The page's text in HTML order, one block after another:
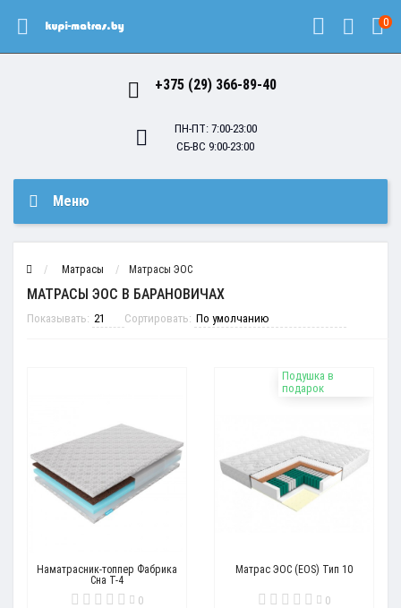
0
+375 (29) 366-89-40
ПН-ПТ: 7:00-23:00
СБ-ВС 9:00-23:00
Меню
Матрасы Матрасы ЭОС
МАТРАСЫ ЭОС В БАРАНОВИЧАХ
Показывать: Сортировать:
Наматрасник-топпер Фабрика
Сна Т-4
0
Подушка в
подарок
Матрас ЭОС (EOS) Тип 10
0